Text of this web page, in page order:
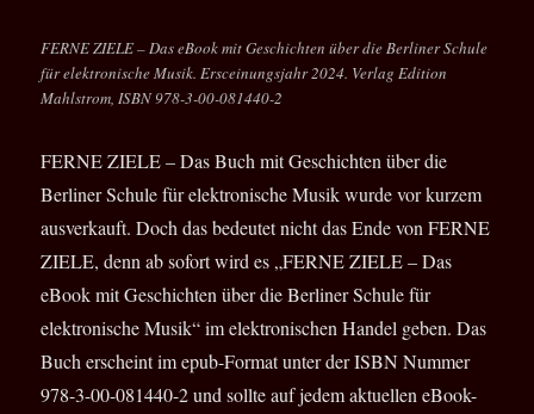
FERNE ZIELE – Das eBook mit Geschichten über die Berliner Schule
für elektronische Musik. Ersceinungsjahr 2024. Verlag Edition
Mahlstrom, ISBN 978-3-00-081440-2
FERNE ZIELE – Das Buch mit Geschichten über die
Berliner Schule für elektronische Musik wurde vor kurzem
ausverkauft. Doch das bedeutet nicht das Ende von FERNE
ZIELE, denn ab sofort wird es „FERNE ZIELE – Das
eBook mit Geschichten über die Berliner Schule für
elektronische Musik“ im elektronischen Handel geben. Das
Buch erscheint im epub-Format unter der ISBN Nummer
978-3-00-081440-2 und sollte auf jedem aktuellen eBook-